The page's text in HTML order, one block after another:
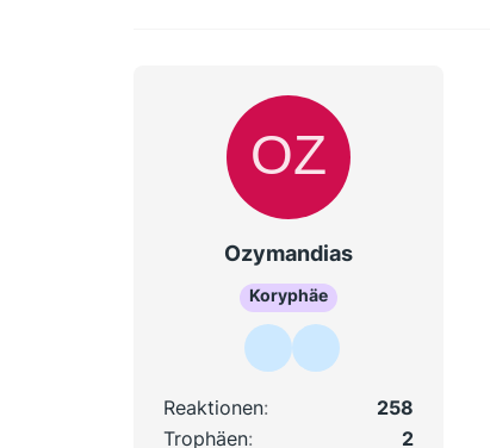
Ozymandias
Koryphäe
Reaktionen
258
Trophäen
2